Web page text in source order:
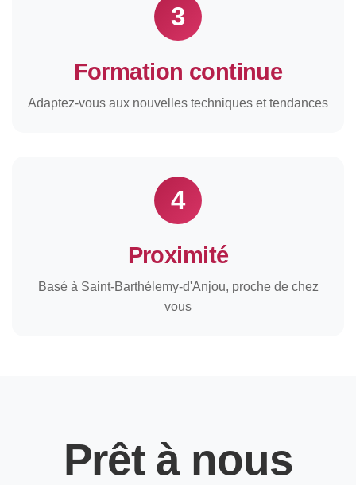
3
Formation continue
Adaptez-vous aux nouvelles techniques et tendances
4
Proximité
Basé à Saint-Barthélemy-d'Anjou, proche de chez
vous
Prêt à nous